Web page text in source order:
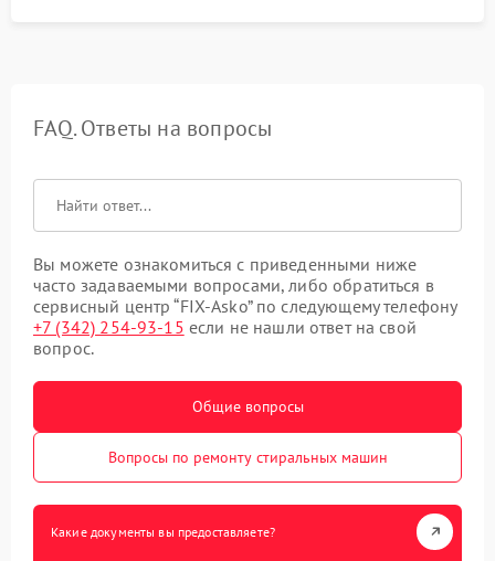
FAQ. Ответы на вопросы
Вы можете ознакомиться с приведенными ниже
часто задаваемыми вопросами, либо обратиться в
сервисный центр “FIX-Asko” по следующему телефону
+7 (342) 254-93-15 если не нашли ответ на свой
вопрос.
Общие вопросы
Вопросы по ремонту стиральных машин
Какие документы вы предоставляете?